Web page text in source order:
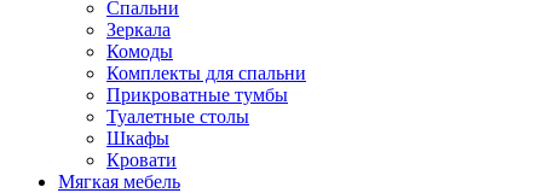
Спальни
Зеркала
Комоды
Комплекты для спальни
Прикроватные тумбы
Туалетные столы
Шкафы
Кровати
Мягкая мебель